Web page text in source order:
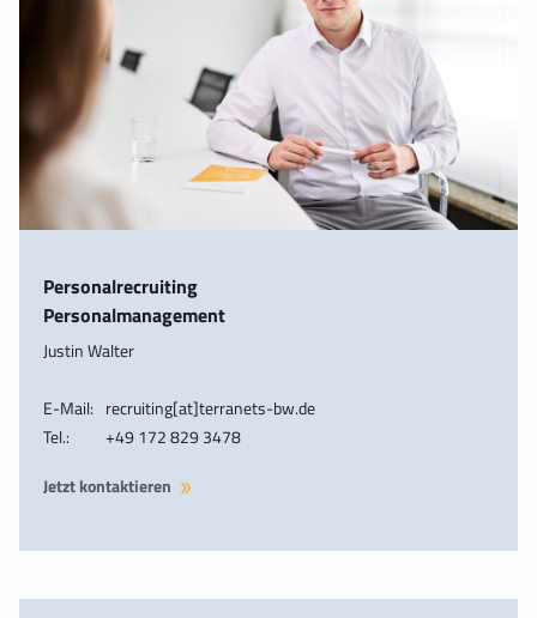
Personalrecruiting
Personalmanagement
Justin Walter
E-Mail: recruiting[at]terranets-bw.de
Tel.:
+49 172 829 3478
Jetzt kontaktieren